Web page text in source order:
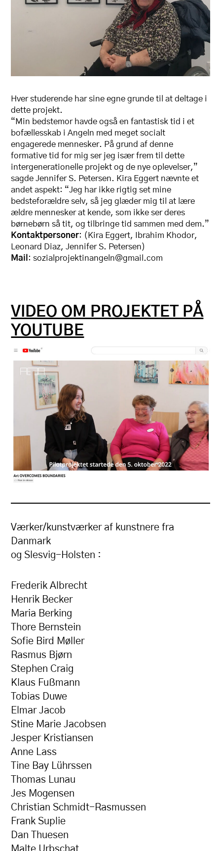
Hver studerende har sine egne grunde til at deltage i
dette projekt.
“Min bedstemor havde også en fantastisk tid i et
bofællesskab i Angeln med meget socialt
engagerede mennesker. På grund af denne
formative tid for mig ser jeg især frem til dette
intergenerationelle projekt og de nye oplevelser,”
sagde Jennifer S. Petersen. Kira Eggert nævnte et
andet aspekt: “Jeg har ikke rigtig set mine
bedsteforældre selv, så jeg glæder mig til at lære
ældre mennesker at kende, som ikke ser deres
børnebørn så tit, og tilbringe tid sammen med dem.”
Kontaktpersoner: (Kira Eggert, Ibrahim Khodor,
Leonard Diaz, Jennifer S. Petersen)
Mail : sozialprojektinangeln@gmail.com
VIDEO OM PROJEKTET PÅ
YOUTUBE
Værker/kunstværker af kunstnere fra
Danmark
og Slesvig-Holsten :
Frederik Albrecht
Henrik Becker
Maria Berking
Thore Bernstein
Sofie Bird Møller
Rasmus Bjørn
Stephen Craig
Klaus Fußmann
Tobias Duwe
Elmar Jacob
Stine Marie Jacobsen
Jesper Kristiansen
Anne Lass
Tine Bay Lührssen
Thomas Lunau
Jes Mogensen
Christian Schmidt-Rasmussen
Frank Suplie
Dan Thuesen